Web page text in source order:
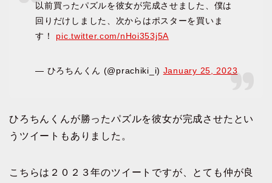
以前買ったパズルを彼女が完成させました、僕は
回りだけしました、次からはポスターを買いま
す！ pic.twitter.com/nHoi353j5A
— ひろちんくん (@prachiki_i) January 25, 2023
ひろちんくんが勝ったパズルを彼女が完成させたとい
うツイートもありました。
こちらは２０２３年のツイートですが、とても仲が良